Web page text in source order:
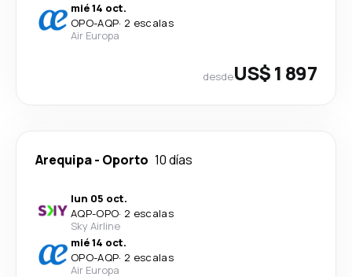
mié 14 oct.
OPO-AQP· 2 escalas
Air Europa
desdeUS$ 1 897
Arequipa- Oporto 10 días
lun 05 oct.
AQP-OPO· 2 escalas
Sky Airline
mié 14 oct.
OPO-AQP· 2 escalas
Air Europa